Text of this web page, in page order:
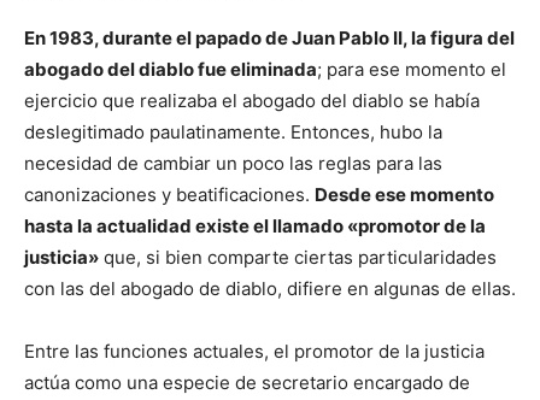
En 1983, durante el papado de Juan Pablo II, la figura del
abogado del diablo fue eliminada; para ese momento el
ejercicio que realizaba el abogado del diablo se había
deslegitimado paulatinamente. Entonces, hubo la
necesidad de cambiar un poco las reglas para las
canonizaciones y beatificaciones. Desde ese momento
hasta la actualidad existe el llamado «promotor de la
justicia» que, si bien comparte ciertas particularidades
con las del abogado de diablo, difiere en algunas de ellas.
Entre las funciones actuales, el promotor de la justicia
actúa como una especie de secretario encargado de